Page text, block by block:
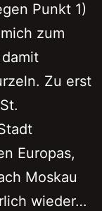
Punkt 1)
zum
Zu erst
Europas,
Moskau
wieder…